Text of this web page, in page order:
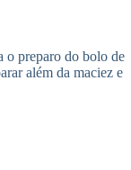
o preparo do bolo de
além da maciez e